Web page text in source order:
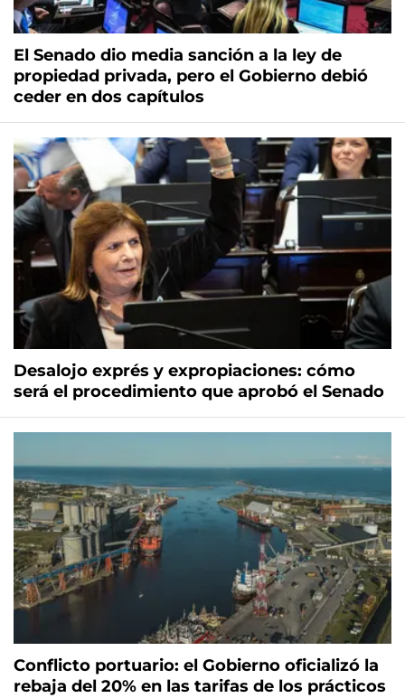
El Senado dio media sanción a la ley de
propiedad privada, pero el Gobierno debió
ceder en dos capítulos
Desalojo exprés y expropiaciones: cómo
será el procedimiento que aprobó el Senado
Conflicto portuario: el Gobierno oficializó la
rebaja del 20% en las tarifas de los prácticos